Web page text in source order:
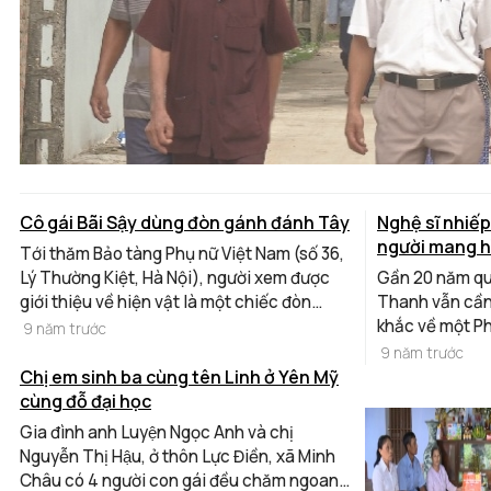
Cô gái Bãi Sậy dùng đòn gánh đánh Tây
Tới thăm Bảo tàng Phụ nữ Việt Nam (số 36,
Lý Thường Kiệt, Hà Nội), người xem được
giới thiệu về hiện vật là một chiếc đòn
gánh cùng dòng chú thích: “Đòn gánh dùng
của bà Trương Thị Tám”. Để tìm hiểu kỹ hơn
về hiện vật gắn với thành tích, chiến công
của nữ du kích Hoàng Ngân, chúng tôi đã
tới xã Đông Kết, huyện Khoái Châu, tỉnh
Hưng Yên và được nghe bà Trương Thị Tám
9 năm trước
Nghệ sĩ
người mang
bạn bè quốc
Gần 20 năm
Thanh vẫn
khắc về một
sử, nét bình dị
nhiếp ảnh
đam mê mà
ông còn muốn
9 năm trước
Chị em sinh ba cùng tên Linh ở Yên Mỹ
cùng đỗ đại học
Gia đình anh Luyện Ngọc Anh và chị
Nguyễn Thị Hậu, ở thôn Lực Điền, xã Minh
Châu có 4 người con gái đều chăm ngoan,